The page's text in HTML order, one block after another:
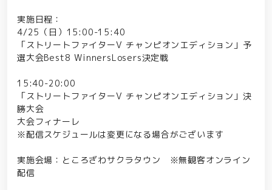
実施日程：
4/25（日）15:00-15:40
「ストリートファイターV チャンピオンエディション」予
選大会Best8 WinnersLosers決定戦
15:40-20:00
「ストリートファイターV チャンピオンエディション」決
勝大会
大会フィナーレ
※配信スケジュールは変更になる場合がございます
実施会場：ところざわサクラタウン ※無観客オンライン
配信